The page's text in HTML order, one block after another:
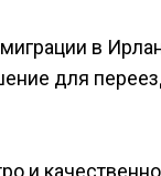
в
для
и